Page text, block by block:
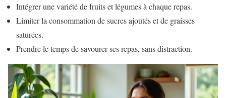
Intégrer une variété de fruits et légumes à chaque repas.
Limiter la consommation de sucres ajoutés et de graisses
saturées.
Prendre le temps de savourer ses repas, sans distraction.